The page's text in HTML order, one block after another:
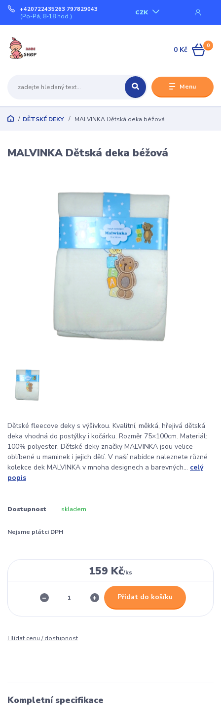
Menu
CZK
+420722435263 797829043
(Po-Pá, 8-18 hod.)
0
0 Kč
DĚTSKÉ DEKY MALVINKA Dětská deka béžová
MALVINKA Dětská deka béžová
Dětské fleecove deky s výšivkou. Kvalitní, měkká, hřejivá dětská
deka vhodná do postýlky i kočárku. Rozměr 75×100cm. Materiál:
100% polyester. Dětské deky značky MALVINKA jsou velice
oblíbené u maminek i jejich dětí. V naší nabídce naleznete různé
kolekce dek MALVINKA v mnoha designech a barevných... celý
popis
Dostupnost skladem
Nejsme plátci DPH
159 Kč/ks
Přidat do košíku
Hlídat cenu / dostupnost
Kompletní specifikace